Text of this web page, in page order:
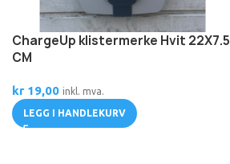
ChargeUp klistermerke Hvit 22X7.5
CM
kr 19,00 inkl. mva.
LEGG I HANDLEKURV